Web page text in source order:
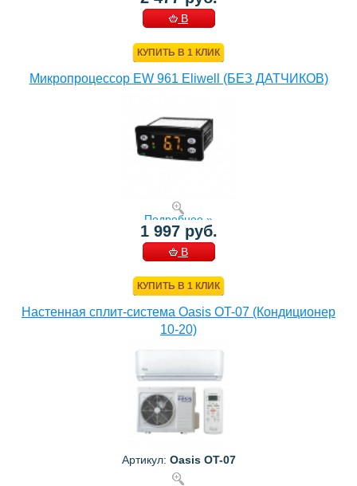
В
КУПИТЬ В 1 КЛИК
Микропроцессор EW 961 Eliwell (БЕЗ ДАТЧИКОВ)
Подробнее »
1 997 руб.
В
КУПИТЬ В 1 КЛИК
Настенная сплит-система Oasis OT-07 (Кондиционер
10-20)
Артикул: Oasis OT-07